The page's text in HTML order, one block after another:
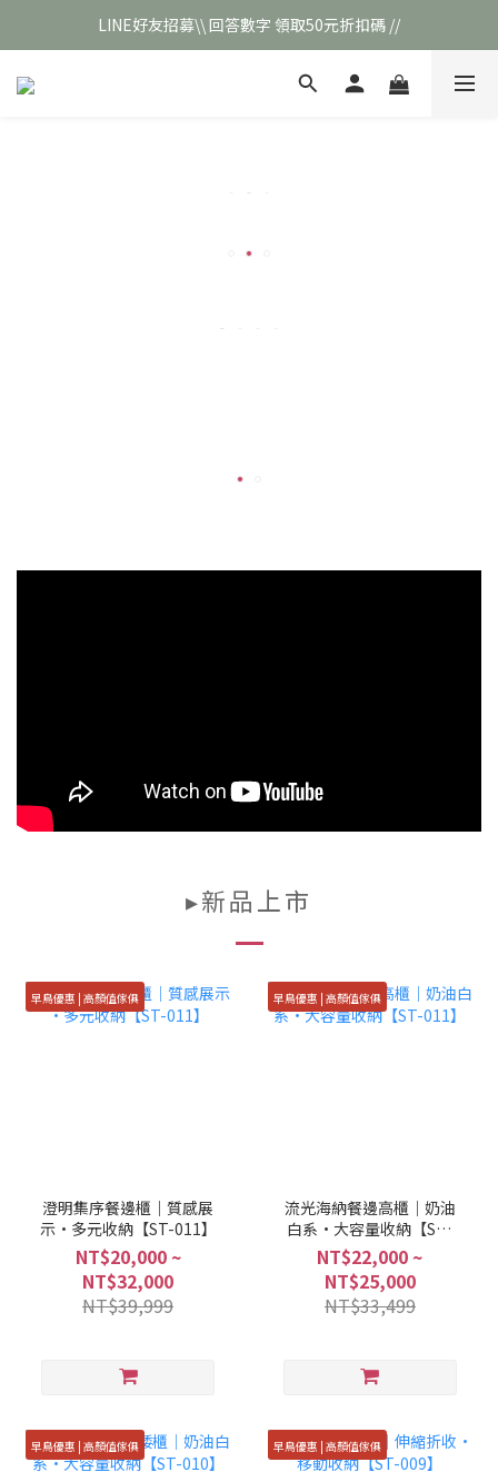
\\新會員註冊// 贈100元購物金❣️
LINE好友招募\\ 回答數字 領取50元折扣碼 //
\\新會員註冊// 贈100元購物金❣️
▸新品上市
早鳥優惠 | 高顏值傢俱
澄明集序餐邊櫃｜質感展
示·多元收納【ST-011】
NT$20,000 ~
NT$32,000
NT$39,999
早鳥優惠 | 高顏值傢俱
流光海納餐邊高櫃｜奶油
白系·大容量收納【ST-
011】
NT$22,000 ~
NT$25,000
NT$33,499
早鳥優惠 | 高顏值傢俱 早鳥優惠 | 高顏值傢俱